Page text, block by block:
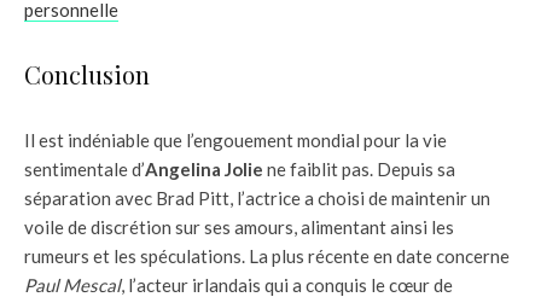
personnelle
Conclusion
Il est indéniable que l’engouement mondial pour la vie
sentimentale d’Angelina Jolie ne faiblit pas. Depuis sa
séparation avec Brad Pitt, l’actrice a choisi de maintenir un
voile de discrétion sur ses amours, alimentant ainsi les
rumeurs et les spéculations. La plus récente en date concerne
Paul Mescal, l’acteur irlandais qui a conquis le cœur de